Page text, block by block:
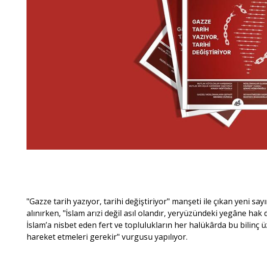
"Gazze tarih yazıyor, tarihi değiştiriyor" manşeti ile çıkan yeni
alınırken, "İslam arızi değil asıl olandır, yeryüzündeki yegâne hak
İslam’a nisbet eden fert ve toplulukların her halükârda bu bilinç
hareket etmeleri gerekir" vurgusu yapılıyor.